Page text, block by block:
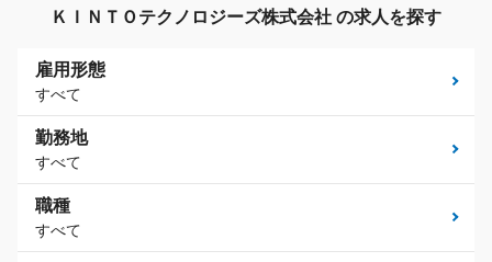
ＫＩＮＴＯテクノロジーズ株式会社 の求人を探す
雇用形態
すべて
勤務地
すべて
職種
すべて